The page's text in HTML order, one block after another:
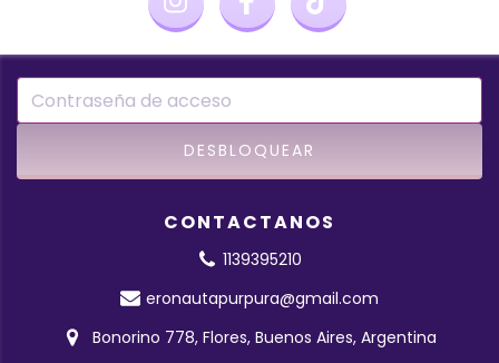
CONTACTANOS
1139395210
eronautapurpura@gmail.com
Bonorino 778, Flores, Buenos Aires, Argentina